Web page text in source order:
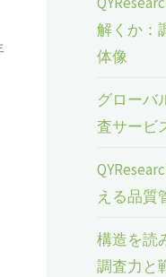
解くか：
体像
グローバ
査サービ
える品質
構造を読
調査力と